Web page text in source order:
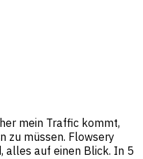
mein Traffic kommt,
zu müssen. Flowsery
alles auf einen Blick. In 5